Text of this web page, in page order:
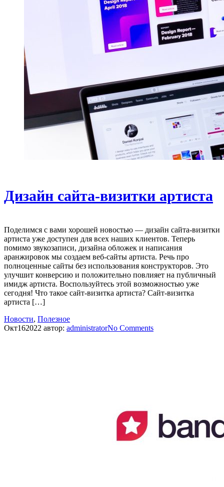
Дизайн сайта-визитки артиста
Поделимся с вами хорошей новостью — дизайн сайта-визитки
артиста уже доступен для всех наших клиентов. Теперь
помимо звукозаписи, дизайна обложек и написания
аранжировок мы создаем веб-сайты артиста. Речь про
полноценные сайты без использования конструкторов. Это
улучшит конверсию и положительно повлияет на публичный
имидж артиста. Воспользуйтесь этой возможностью уже
сегодня! Что такое сайт-визитка артиста? Сайт-визитка
артиста […]
Новости, Полезное
Окт162022 автор: administratorNo Comments